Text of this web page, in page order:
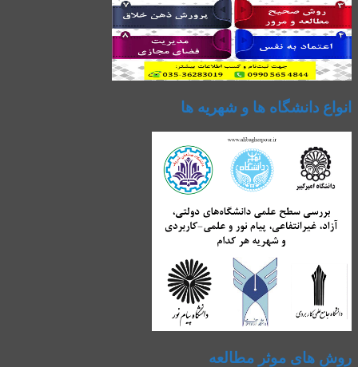
انواع دانشگاه ها و شهریه ها
روش های موثر مطالعه